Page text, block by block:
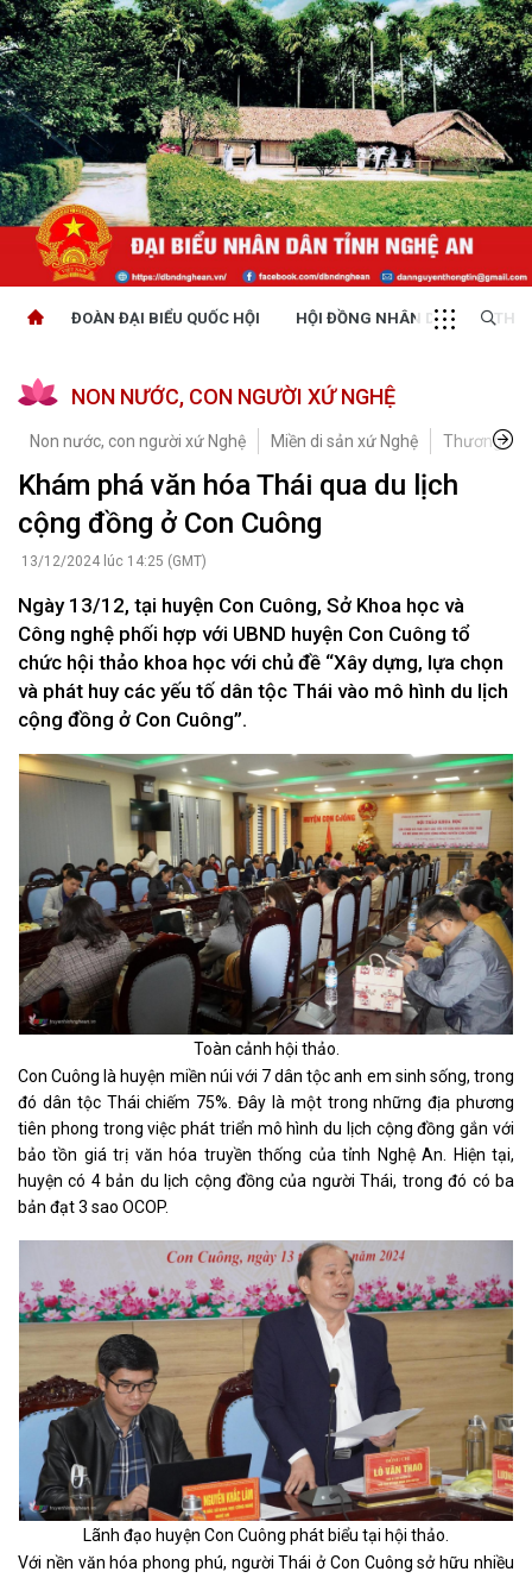
ĐOÀN ĐẠI BIỂU QUỐC HỘI HỘI ĐỒNG NHÂN DÂN
NON NƯỚC, CON NGƯỜI XỨ NGHỆ
Non nước, con người xứ Nghệ Miền di sản xứ Nghệ Thương
Khám phá văn hóa Thái qua du lịch
cộng đồng ở Con Cuông
13/12/2024 lúc 14:25 (GMT)
Ngày 13/12, tại huyện Con Cuông, Sở Khoa học và
Công nghệ phối hợp với UBND huyện Con Cuông tổ
chức hội thảo khoa học với chủ đề “Xây dựng, lựa chọn
và phát huy các yếu tố dân tộc Thái vào mô hình du lịch
cộng đồng ở Con Cuông”.
Toàn cảnh hội thảo.
Con Cuông là huyện miền núi với 7 dân tộc anh em sinh sống, trong
đó dân tộc Thái chiếm 75%. Đây là một trong những địa phương
tiên phong trong việc phát triển mô hình du lịch cộng đồng gắn với
bảo tồn giá trị văn hóa truyền thống của tỉnh Nghệ An. Hiện tại,
huyện có 4 bản du lịch cộng đồng của người Thái, trong đó có ba
bản đạt 3 sao OCOP.
Lãnh đạo huyện Con Cuông phát biểu tại hội thảo.
Với nền văn hóa phong phú, người Thái ở Con Cuông sở hữu nhiều